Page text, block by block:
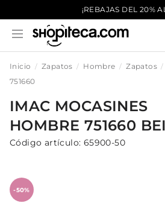
¡REBAJAS DEL 20%
Inicio Zapatos Hombre Zapatos
751660
IMAC MOCASINES
HOMBRE 751660
Código artículo: 65900-50
-50%